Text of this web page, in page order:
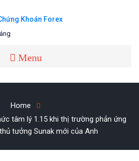
FOREX
và Forex
Menu
Home
tâm lý 1.15 khi thị trường phản ứng
tưởng Sunak mới của Anh